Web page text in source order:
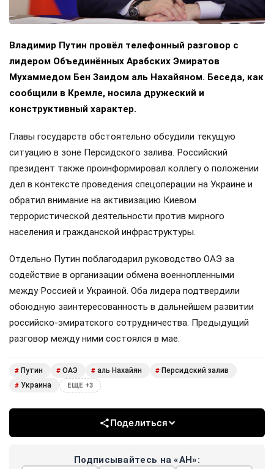
Владимир Путин провёл телефонный разговор с
лидером Объединённых Арабских Эмиратов
Мухаммедом Бен Заидом аль Нахайяном. Беседа, как
сообщили в Кремле, носила дружеский и
конструктивный характер.
Главы государств обстоятельно обсудили текущую
ситуацию в зоне Персидского залива. Российский
президент также проинформировал коллегу о положении
дел в контексте проведения спецоперации на Украине и
обратил внимание на активизацию Киевом
террористической деятельности против мирного
населения и гражданской инфраструктуры.
Отдельно Путин поблагодарил руководство ОАЭ за
содействие в организации обмена военнопленными
между Россией и Украиной. Оба лидера подтвердили
обоюдную заинтересованность в дальнейшем развитии
российско-эмиратского сотрудничества. Предыдущий
разговор между ними состоялся в мае.
# Путин # ОАЭ # аль Нахайян # Персидский залив
# Украина ЕЩЕ +3
Поделиться
Подписывайтесь на «АН»: